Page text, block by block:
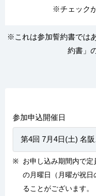
※チェック
※これは参加誓約書では
約書」
参加申込開催日
お申し込み期間内で
の月曜日（月曜が祝
ることがございます。